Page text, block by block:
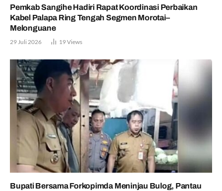
Pemkab Sangihe Hadiri Rapat Koordinasi Perbaikan
Kabel Palapa Ring Tengah Segmen Morotai–
Melonguane
29 Juli 2026 19Views
Bupati Bersama Forkopimda Meninjau Bulog, Pantau